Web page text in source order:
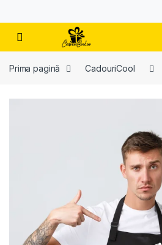
Prima pagină CadouriCool